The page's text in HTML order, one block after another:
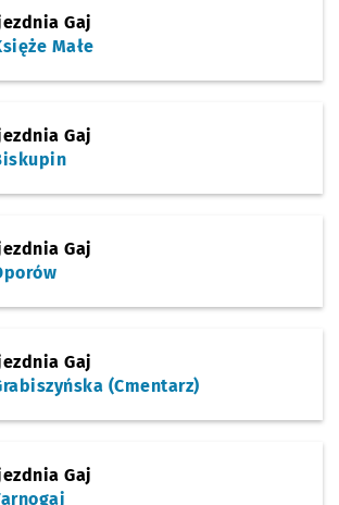
Gaj
Małe
Gaj
Gaj
Gaj
(Cmentarz)
Gaj